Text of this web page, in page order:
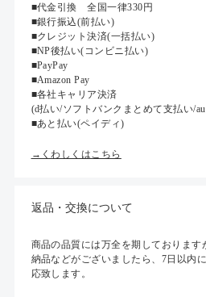
■代金引換 全国一律330円
■銀行振込(前払い)
■クレジット決済(一括払い)
■NP後払い(コンビニ払い)
■PayPay
■Amazon Pay
■各社キャリア決済
(d払い/ソフトバンクまとめて支払い/
■あと払い(ペイディ)
→くわしくはこちら
返品・交換について
商品の品質には万全を期しておりま
納品などがございましたら、7日以内
応致します。